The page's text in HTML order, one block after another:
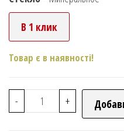
В 1 клик
Товар є в наявності!
- +